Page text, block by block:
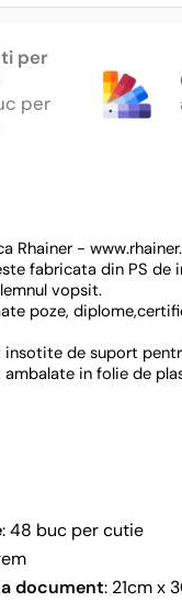
per
per
Rhainer -
fabricata din PS
vopsit.
poze,
insotite de suport
ambalate in folie de
: 48 buc per cutie
document: 21cm x